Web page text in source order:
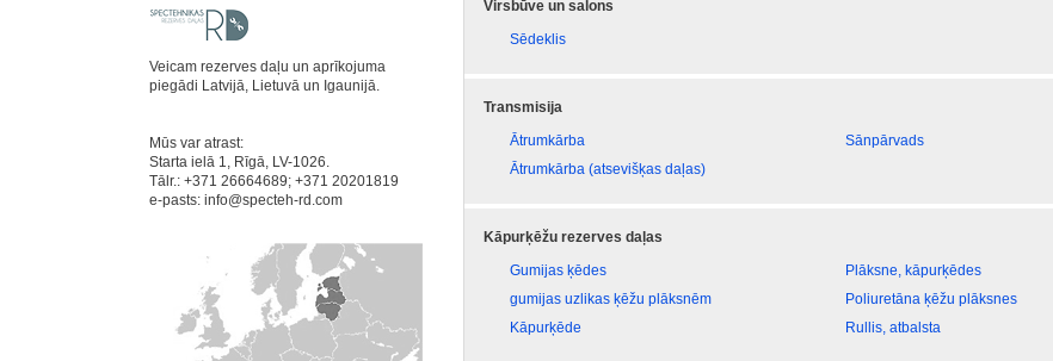
Veicam rezerves daļu un aprīkojuma
piegādi Latvijā, Lietuvā un Igaunijā.
Mūs var atrast:
Starta ielā 1, Rīgā, LV-1026.
Tālr.: +371 26664689; +371 20201819
e-pasts: info@specteh-rd.com
Virsbūve un salons
Sēdeklis
Transmisija
Ātrumkārba
Ātrumkārba (atsevišķas daļas)
Sānpārvads
Kāpurķēžu rezerves daļas
Gumijas ķēdes
gumijas uzlikas ķēžu plāksnēm
Kāpurķēde
Plāksne, kāpurķēdes
Poliuretāna ķēžu plāksnes
Rullis, atbalsta